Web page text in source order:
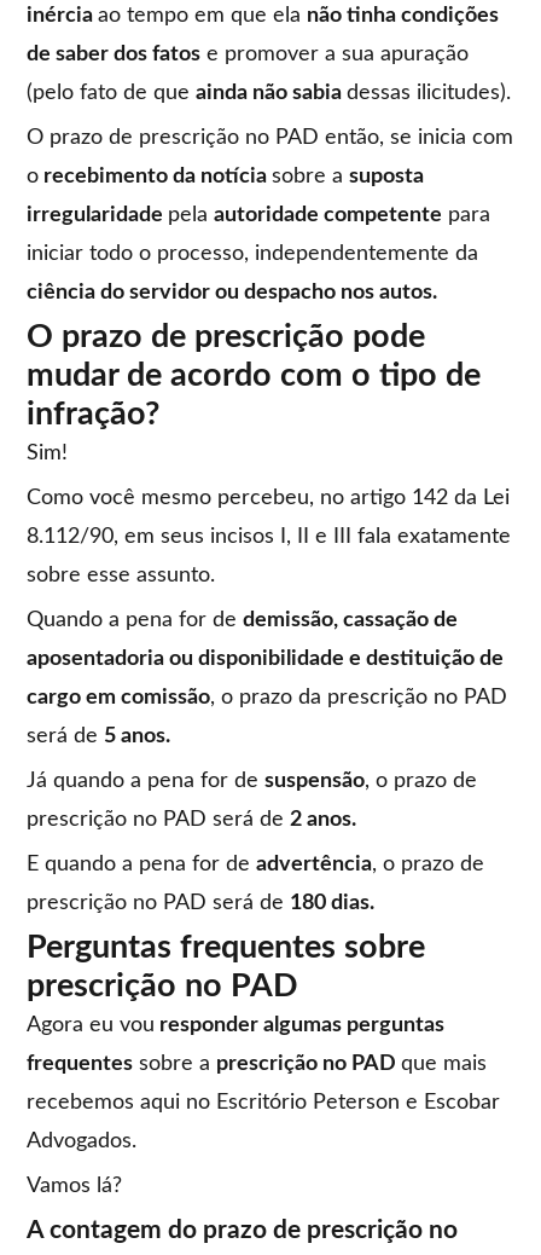
inérciaao tempo em que ela não tinha condições
de saber dos fatos e promover a sua apuração
(pelo fato de queainda não sabiadessas ilicitudes).
O prazo de prescrição no PAD então, se inicia com
o recebimento da notíciasobre asuposta
irregularidade pelaautoridade competente para
iniciar todo o processo, independentemente da
ciência do servidor ou despacho nos autos.
O prazo de prescrição pode
mudar de acordo com o tipo de
infração?
Sim!
Como você mesmo percebeu, no artigo 142 da Lei
8.112/90, em seus incisos I, II e III fala exatamente
sobre esse assunto.
Quando a pena for dedemissão, cassação de
aposentadoria ou disponibilidade e destituição de
cargo em comissão, o prazo da prescrição no PAD
será de 5 anos.
Já quando a pena for desuspensão, o prazo de
prescrição no PAD será de2 anos.
E quando a pena for deadvertência, o prazo de
prescrição no PAD será de 180 dias.
Perguntas frequentes sobre
prescrição no PAD
Agora eu vou responder algumas perguntas
frequentes sobre a prescrição no PADque mais
recebemos aqui no Escritório Peterson e Escobar
Advogados.
Vamos lá?
A contagem do prazo de prescrição no